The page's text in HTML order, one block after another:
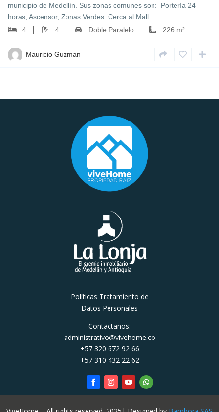
municipio de Medellín. Sus zonas comunes son: Portería 24
horas, Ascensor, Zonas Verdes. Cerca al Mall…
4
4 Doble Paralelo 226 m²
Mauricio Guzman
Políticas Tratamiento de
Datos Personales
Contactanos:
administrativo@vivehome.co
+57 320 672 92 66
+57 310 432 22 62